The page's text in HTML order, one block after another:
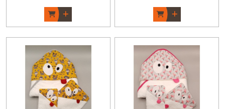
BIOLOGIQUE ou Bambou
Oeko-Tex -Cadeau
naissance - Garçon / Fille - "
Feuilles et Cactus " - Fait
Main - Made in France
BIOLOGIQUE ou Bambou
Oeko-Tex- Cadeau
naissance original - Fille -
"Lama" - Fait Main - Made
in France